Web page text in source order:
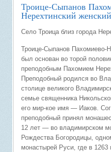
Троице-Сыпанов
Нерехтинский
Село Троица близ города
Троице-Сыпанов Пахомиево-
был основан во торой
преподобным Пахомием
Преподобный родился во
столице великого
семье священника
его мир-кое имя — Иаков.
преподобный принял
12 лет — во владимирском
Рождества Богородицы,
монастырей Руси, где в 1263